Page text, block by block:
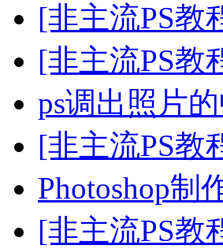
[非主流PS教
[非主流PS教
ps调出照片
[非主流PS教
Photoshop制
[非主流PS教